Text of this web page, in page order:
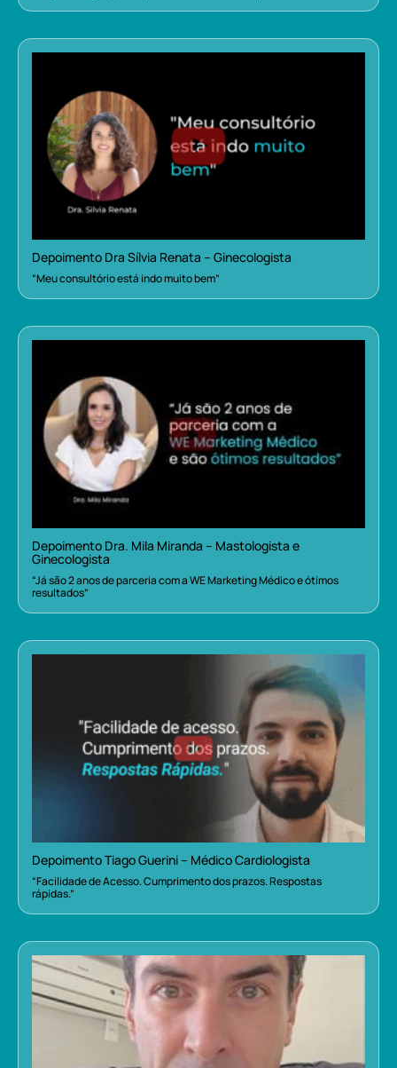
Depoimento Dra Sílvia Renata – Ginecologista
“Meu consultório está indo muito bem”
Depoimento Dra. Mila Miranda – Mastologista e
Ginecologista
“Já são 2 anos de parceria com a WE Marketing Médico e ótimos
resultados”
Depoimento Tiago Guerini – Médico Cardiologista
“Facilidade de Acesso. Cumprimento dos prazos. Respostas
rápidas.”